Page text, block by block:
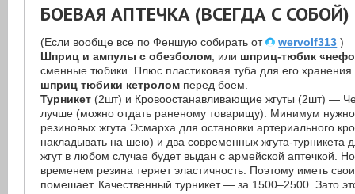
БОЕВАЯ АПТЕЧКА (ВСЕГДА С СОБОЙ)
(Если вообще все по Феншую собирать от wervolf313 )
Шприц и ампулы с обезболом , или шприц-тюбик
сменные тюбики. Плюс пластиковая туба для его
шприц тюбики кетролом перед боем.
Турникет (2шт) и Кровоостанавливающие жгуты (2шт) —
лучше (можно отдать раненому товарищу). Минимум
резиновых жгута Эсмарха для остановки артериального
накладывать на шею) и два современных жгута-турникета
жгут в любом случае будет выдан с армейской аптечкой.
временем резина теряет эластичность. Поэтому иметь
помешает. Качественный турникет — за 1500–2500. Зато